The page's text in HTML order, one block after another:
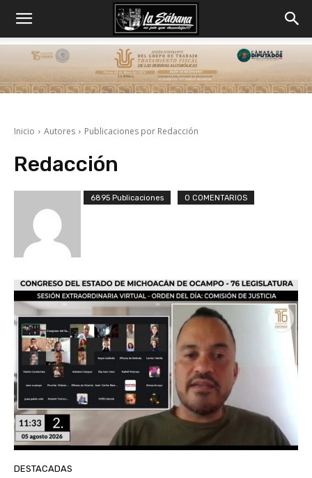
Inicio Autores Publicaciones por Redacción
Redacción
6895 Publicaciones 0 COMENTARIOS
DESTACADAS